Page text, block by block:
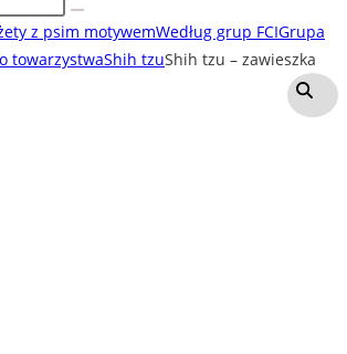
z psim motywemWedług grup FCIGrupa
towarzystwaShih tzuShih tzu – zawieszka